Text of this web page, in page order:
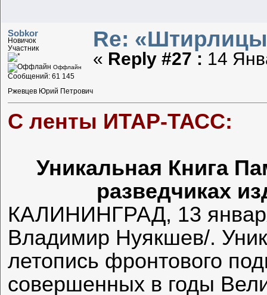
Sobkor
Новичок
Участник
Оффлайн
Сообщений: 61 145
Ржевцев Юрий Петрович
Re:
« Reply #27 : 14
С ленты ИТАР-ТАСС:
Уникальная Книга
разведчиках
КАЛИНИНГРАД, 13
Владимир Нуякшев/.
летопись фронтового
совершенных в годы